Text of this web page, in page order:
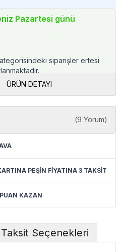
Pazartesi günü
siparişler ertesi
ÜRÜN DETAYI
(9 Yorum)
PEŞİN FİYATINA 3 TAKSİT
KAZAN
Taksit Seçenekleri